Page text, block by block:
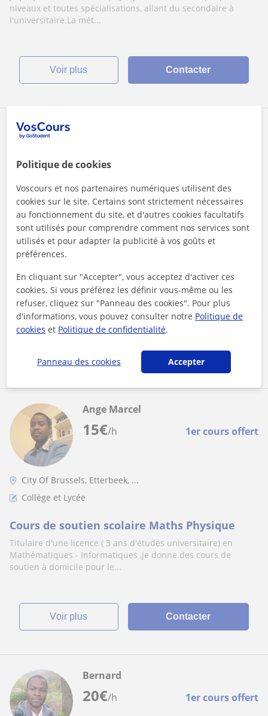
niveaux/spécialisation
niveaux et toutes spécialisations, allant du secondaire à
l'universitaire.La mét...
voir plus Contacter
Anderlecht, Saint-Josse-Ten-N...
Collège et Lycée
Jeune prof propose des cours de latin et grec
(soutien)
Je m'appelle Jérémie et j'enseigne le latin et le grec ancien à
Bruxelles depuis 7ans. Je propose de revoir les bases
grammaticales, des te...
Contacter
15€/h 1er cours offert
Ange Marcel
City Of Brussels, Etterbeek, ...
Collège et Lycée
Cours de soutien scolaire Maths Physique
Titulaire d'une licence ( 3 ans d'études universitaire) en
Mathématiques - Informatiques ,je donne des cours de
soutien à domicile pour le...
voir plus Contacter
20€/h 1er cours offert
Bernard
Politique de cookies
Voscours et nos partenaires numériques utilisent des
cookies sur le site. Certains sont strictement nécessaires
au fonctionnement du site, et d'autres cookies facultatifs
sont utilisés pour comprendre comment nos services sont
utilisés et pour adapter la publicité à vos goûts et
préférences.
En cliquant sur "Accepter", vous acceptez d'activer ces
cookies. Si vous préférez les définir vous-même ou les
refuser, cliquez sur "Panneau des cookies". Pour plus
d'informations, vous pouvez consulter notre Politique de
cookies et Politique de confidentialité.
Panneau des cookies Accepter